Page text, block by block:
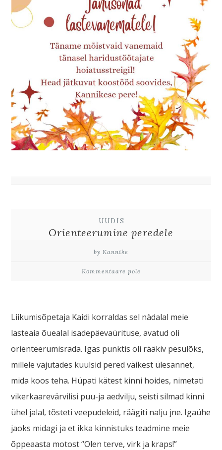
UUDIS
Orienteerumine peredele
by Kannike
Kommentaare pole
Liikumisõpetaja Kaidi korraldas sel nädalal meie
lasteaia õuealal isadepäevaürituse, avatud oli
orienteerumisrada. Igas punktis oli rääkiv pesulõks,
millele vajutades kuulsid pered väikest ülesannet,
mida koos teha. Hüpati kätest kinni hoides, nimetati
vikerkaarevärvilisi puu-ja aedvilju, seisti silmad kinni
ühel jalal, tõsteti veepudeleid, räägiti nalju jne. Igaühe
jaoks midagi ja et ikka kinnistuks teadmine meie
õppeaasta motost “Olen terve, virk ja kraps!”